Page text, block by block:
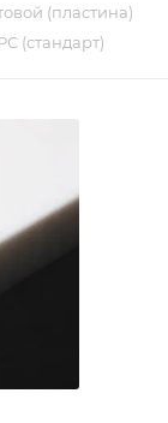
(пластина)
(стандарт)